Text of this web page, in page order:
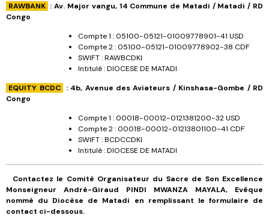
RAWBANK : Av. Major vangu, 14 Commune de Matadi / Matadi / RD
Congo
Compte 1 : 05100-05121-01009778901-41 USD
Compte 2 : 05100-05121-01009778902-38 CDF
SWIFT : RAWBCDKI
Intitulé : DIOCESE DE MATADI
EQUITY BCDC
: 4b, Avenue des Aviateurs / Kinshasa-Gombe / RD
Congo
Compte 1 : 00018-00012-0121381200-32 USD
Compte 2 : 00018-00012-01213801100-41 CDF
SWIFT : BCDCCDKI
Intitulé : DIOCESE DE MATADI
Contactez le Comité Organisateur du Sacre de Son Excellence
Monseigneur André-Giraud PINDI MWANZA MAYALA, Evêque
nommé du Diocèse de Matadi en remplissant le formulaire de
contact ci-dessous.